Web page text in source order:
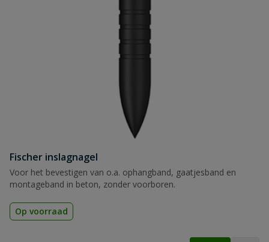
Fischer inslagnagel
Voor het bevestigen van o.a. ophangband, gaatjesband en
montageband in beton, zonder voorboren.
Op voorraad